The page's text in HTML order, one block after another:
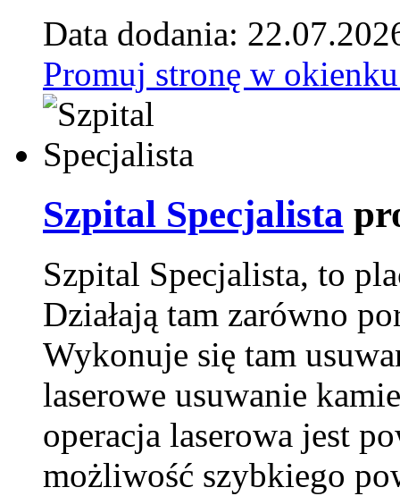
Data dodania:
Promuj stronę w
Szpital Specjalista
Szpital Specjalista, to
Działają tam zarówno
Wykonuje się tam
laserowe usuwanie
operacja laserowa jest
możliwość szybkiego